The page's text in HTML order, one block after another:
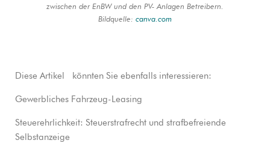
zwischen der EnBW und den PV- Anlagen Betreibern.
Bildquelle: canva.com
Diese Artikel könnten Sie ebenfalls interessieren:
Gewerbliches Fahrzeug-Leasing
Steuerehrlichkeit: Steuerstrafrecht und strafbefreiende
Selbstanzeige